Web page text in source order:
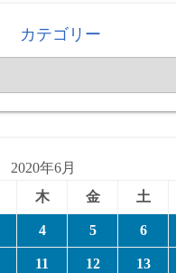
カテゴリー
2020年6月
木 金 土
4 5 6
11 12 13